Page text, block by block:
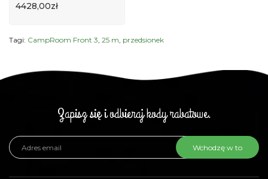
4428,00zł
Tagi: CampRoom Front 3, 25 m, przedsionek
Zapisz się i odbieraj kody rabatowe.
Wchodzę w to